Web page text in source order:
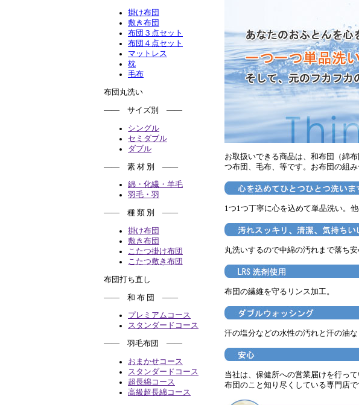
掛け布団
敷き布団
布団３点セット
布団４点セット
マットレス
枕
毛布
布団丸洗い
―― サイズ別 ――
シングル
セミダブル
ダブル
―― 素 材 別 ――
綿・化繊・羊毛
羽毛・羽
―― 種 類 別 ――
掛け布団
敷き布団
こたつ掛け布団
こたつ敷き布団
布団打ち直し
―― 和 布 団 ――
プレミアムコース
スタンダードコース
―― 羽毛布団 ――
おまかせコース
スタンダードコース
超長綿コース
高級超長綿コース
お取扱いできる商品は、和布団（綿
つ布団、毛布、等です。お布団の組み
1つ1つ丁寧に心を込めて単品洗い。
丸洗いするので中綿の汚れまで落ち安
布団の繊維を守るリンス加工。
汗の塩分などの水性の汚れと汗の油
当社は、保健所への営業届けを行って
布団のこと知り尽くしている専門店で